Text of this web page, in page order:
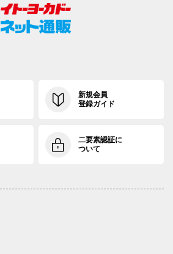
新規会員
登録ガイド
二要素認証に
ついて